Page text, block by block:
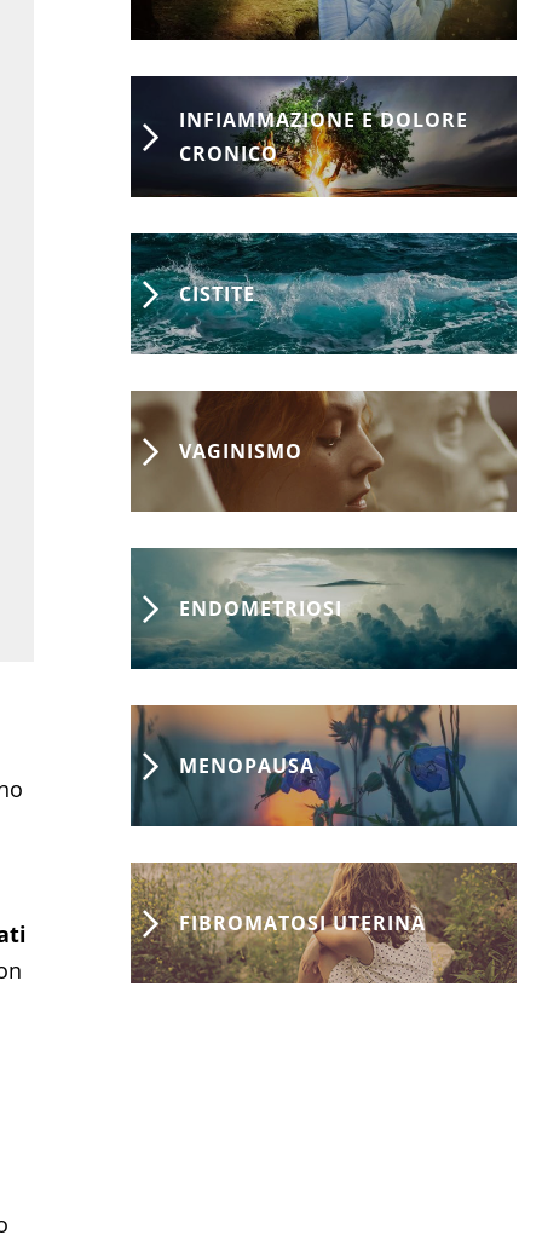
INFIAMMAZIONE E DOLORE
CRONICO
CISTITE
VAGINISMO
ENDOMETRIOSI
MENOPAUSA
FIBROMATOSI UTERINA